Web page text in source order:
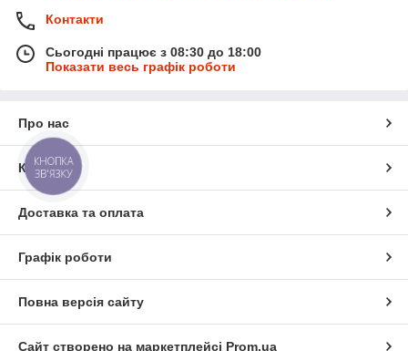
Контакти
Сьогодні працює з 08:30 до 18:00
Показати весь графік роботи
Про нас
Контакти
Доставка та оплата
Графік роботи
Повна версія сайту
Сайт створено на маркетплейсі Prom.ua
КНОПКА
ЗВ'ЯЗКУ